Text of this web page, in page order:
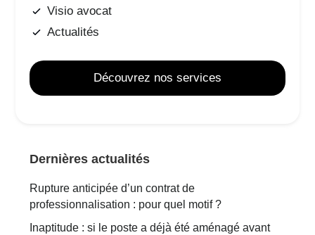
Visio avocat
Actualités
Découvrez nos services
Dernières actualités
Rupture anticipée d’un contrat de
professionnalisation : pour quel motif ?
Inaptitude : si le poste a déjà été aménagé avant